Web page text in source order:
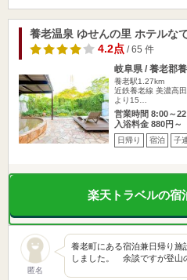
養老温泉 ゆせんの里 ホテルな
4.2点/ 65 件
岐阜県 / 養老郡
養老駅1.27km
近鉄養老線 美濃高
より15…
営業時間 8:00～
入浴料金 880円～
日帰り 宿泊 子
楽天トラベルの宿
匿名
養老町にある宿泊兼日帰り施
しました。 余談ですが登山